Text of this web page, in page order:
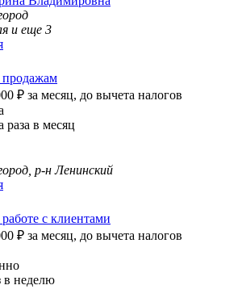
и еще 3
₽ за месяц, до вычета налогов
в месяц
р-н Ленинский
с клиентами
₽ за месяц, до вычета налогов
в неделю